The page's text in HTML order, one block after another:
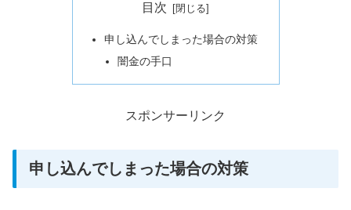
目次
申し込んでしまった場合の対策
闇金の手口
スポンサーリンク
申し込んでしまった場合の対策